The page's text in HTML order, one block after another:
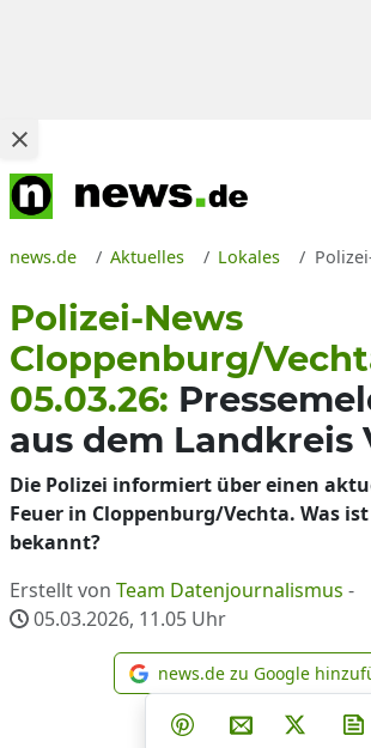
news.de Aktuelles Lokales
Polizei-News
Cloppenburg/
05.03.26:
aus dem Landkreis
Die Polizei informiert über einen
Feuer in Cloppenburg/Vechta. Was
bekannt?
Erstellt von Team Datenjournalismus -
05.03.2026, 11.05 Uhr
news.de
news.de zu Google
Teilen auf Facebook
Teilen auf
Teilen auf Pinterest
Per E-Mail
Post